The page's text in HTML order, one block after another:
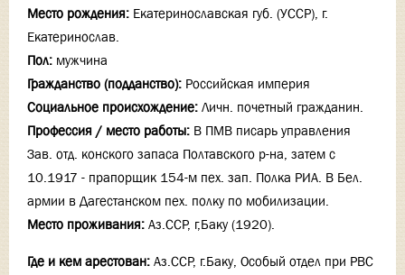
Место рождения: Екатеринославская губ. (УССР), г.
Екатеринослав.
Пол: мужчина
Гражданство (подданство): Российская империя
Социальное происхождение: Личн. почетный гражданин.
Профессия / место работы: В ПМВ писарь управления
Зав. отд. конского запаса Полтавского р-на, затем с
10.1917 - прапорщик 154-м пех. зап. Полка РИА. В Бел.
армии в Дагестанском пех. полку по мобилизации.
Место проживания: Аз.ССР, г,Баку (1920).
Где и кем арестован: Аз.ССР, г.Баку, Особый отдел при РВС